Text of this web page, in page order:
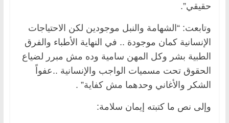
حقيقي”.
وتابعت: “الشهامة والنبل موجودين لكن الاحتياجات
الإنسانية كمان موجودة .. في النهاية الأطباء والفرق
الطبية بشر وكل المهن سامية وده مش مبرر لضياع
الحقوق تحت مسميات الواجب والإنسانية ..عفواً
الشكر والأغاني وحدهما مش كفاية” .
وإلى نص ما كتبته إيمان سلامة: